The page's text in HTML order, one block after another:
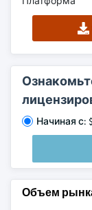
Начиная с:
Объем